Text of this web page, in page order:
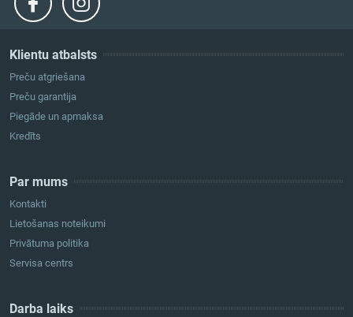
Klientu atbalsts
Preču atgriešana
Preču garantija
Piegāde un apmaksa
Kredīts
Par mums
Kontakti
Lietošanas noteikumi
Privātuma politika
Servisa centrs
Darba laiks